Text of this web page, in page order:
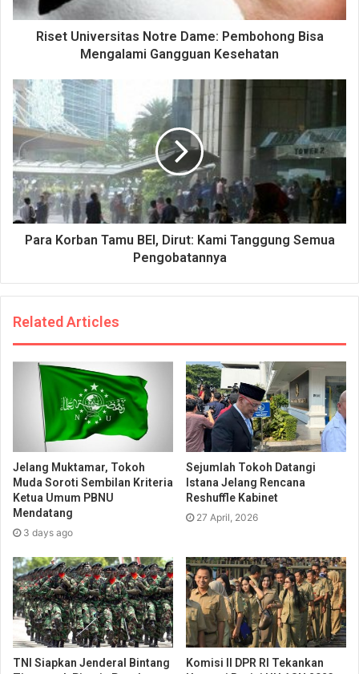
Riset Universitas Notre Dame: Pembohong Bisa
Mengalami Gangguan Kesehatan
Para Korban Tamu BEI, Dirut: Kami Tanggung Semua
Pengobatannya
Related Articles
Jelang Muktamar, Tokoh
Muda Soroti Sembilan Kriteria
Ketua Umum PBNU
Mendatang
3 days ago
Sejumlah Tokoh Datangi
Istana Jelang Rencana
Reshuffle Kabinet
27 April, 2026
TNI Siapkan Jenderal Bintang
Komisi II DPR RI Tekankan